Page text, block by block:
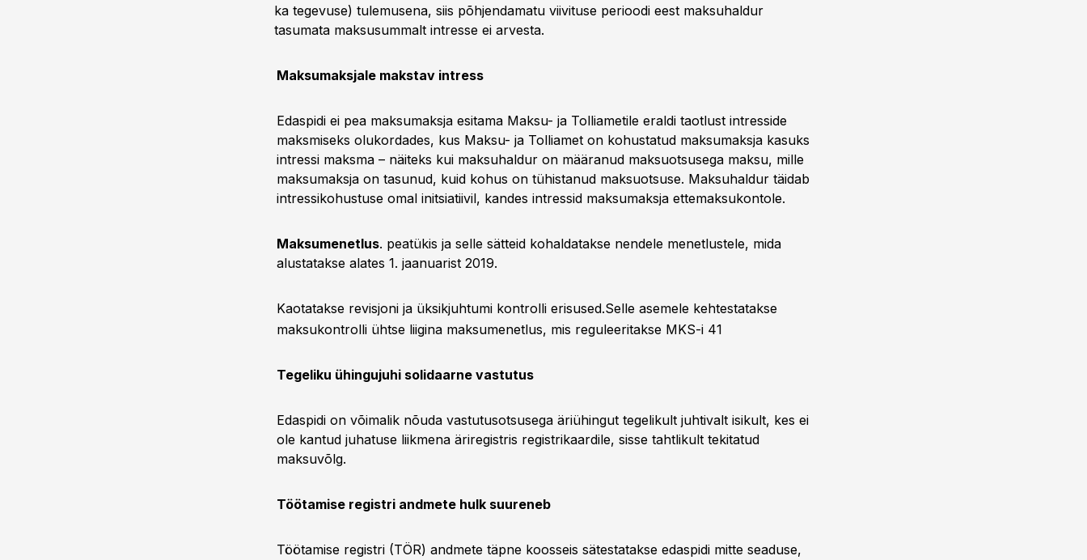
ka tegevuse) tulemusena, siis põhjendamatu viivituse perioodi eest maksuhaldur
tasumata maksusummalt intresse ei arvesta.
Maksumaksjale makstav intress
Edaspidi ei pea maksumaksja esitama Maksu- ja Tolliametile eraldi taotlust intresside
maksmiseks olukordades, kus Maksu- ja Tolliamet on kohustatud maksumaksja kasuks
intressi maksma – näiteks kui maksuhaldur on määranud maksuotsusega maksu, mille
maksumaksja on tasunud, kuid kohus on tühistanud maksuotsuse. Maksuhaldur täidab
intressikohustuse omal initsiatiivil, kandes intressid maksumaksja ettemaksukontole.
Maksumenetlus. peatükis ja selle sätteid kohaldatakse nendele menetlustele, mida
alustatakse alates 1. jaanuarist 2019.
Kaotatakse revisjoni ja üksikjuhtumi kontrolli erisused.Selle asemele kehtestatakse
maksukontrolli ühtse liigina maksumenetlus, mis reguleeritakse MKS-i 41
Tegeliku ühingujuhi solidaarne vastutus
Edaspidi on võimalik nõuda vastutusotsusega äriühingut tegelikult juhtivalt isikult, kes ei
ole kantud juhatuse liikmena äriregistris registrikaardile, sisse tahtlikult tekitatud
maksuvõlg.
Töötamise registri andmete hulk suureneb
Töötamise registri (TÖR) andmete täpne koosseis sätestatakse edaspidi mitte seaduse,